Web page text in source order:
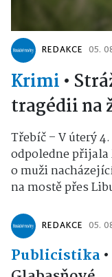
REDAKCE 05.
Krimi •
tragédii na
Třebíč – V úterý
odpoledne
o muži
na mostě přes
REDAKCE 05.
Publicistika•